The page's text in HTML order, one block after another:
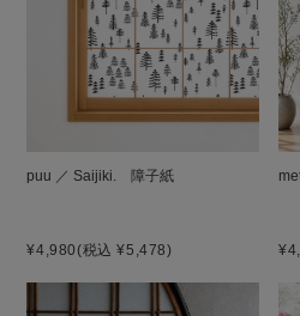
puu ／ Saijiki. 障子紙
¥4,980(税込 ¥5,478)